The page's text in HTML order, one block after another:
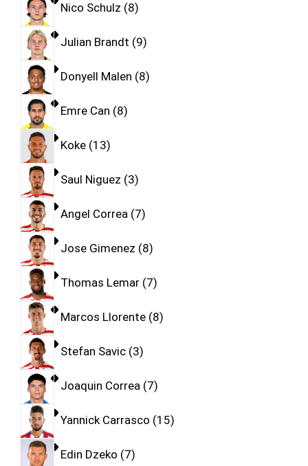
Nico Schulz 8
Julian Brandt 9
Donyell Malen 8
Emre Can 8
Koke 13
Saul Niguez 3
Angel Correa 7
Jose Gimenez 8
Thomas Lemar 7
Marcos Llorente 8
Stefan Savic 3
Joaquin Correa 7
Yannick Carrasco 15
Edin Dzeko 7